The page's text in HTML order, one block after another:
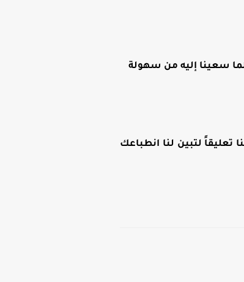
لما سعينا إليه من سهولة
تعليقاً لتبين لنا انطباعك